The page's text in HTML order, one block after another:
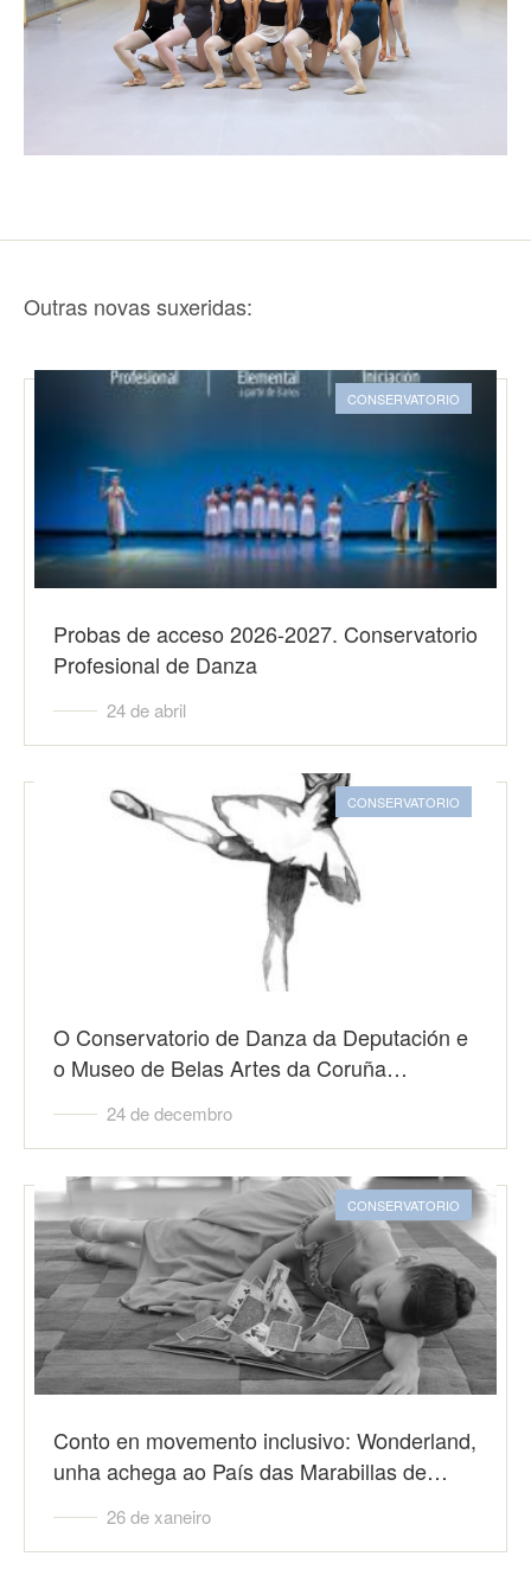
Outras novas suxeridas:
CONSERVATORIO
Probas de acceso 2026-2027. Conservatorio
Profesional de Danza
24 de abril
CONSERVATORIO
O Conservatorio de Danza da Deputación e
o Museo de Belas Artes da Coruña…
24 de decembro
CONSERVATORIO
Conto en movemento inclusivo: Wonderland,
unha achega ao País das Marabillas de…
26 de xaneiro